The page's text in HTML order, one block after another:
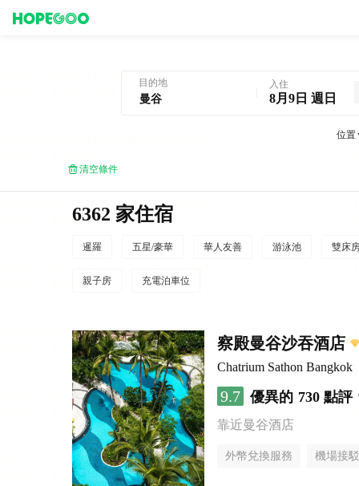
目的地 入住
8月9日 週日
位置
清空條件
6362 家住宿
暹羅 五星/豪華 華人友善 游泳池 雙床
親子房 充電泊車位
察殿曼谷沙吞酒店
Chatrium Sathon Bangkok
9.7 優異的 730 點評
靠近曼谷酒店
外幣兌換服務 機場接